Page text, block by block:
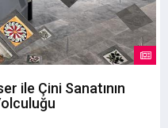
ile Çini Sanatının